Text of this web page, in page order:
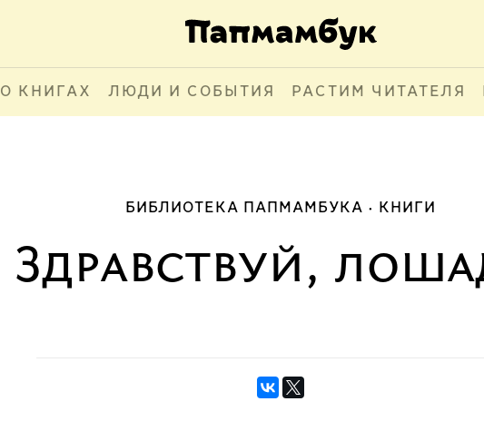
О КНИГАХ ЛЮДИ И СОБЫТИЯ РАСТИМ ЧИТАТЕЛЯ
БИБЛИОТЕКА ПАПМАМБУКА КНИГИ
Здравствуй,